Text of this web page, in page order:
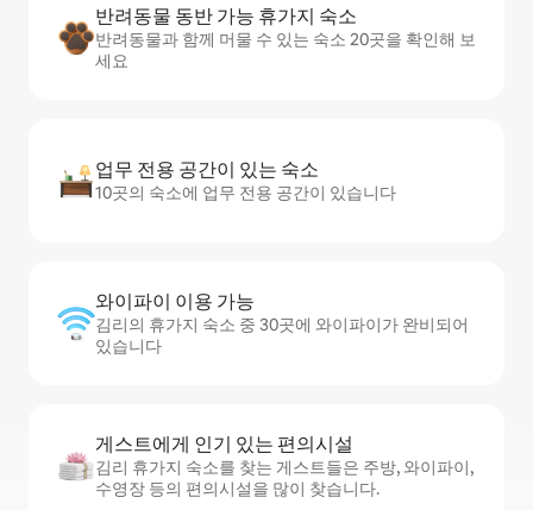
반려동물 동반 가능 휴가지 숙소
반려동물과 함께 머물 수 있는 숙소 20곳을 확인해 보
세요
업무 전용 공간이 있는 숙소
10곳의 숙소에 업무 전용 공간이 있습니다
와이파이 이용 가능
김리의 휴가지 숙소 중 30곳에 와이파이가 완비되어
있습니다
게스트에게 인기 있는 편의시설
김리 휴가지 숙소를 찾는 게스트들은 주방, 와이파이,
수영장 등의 편의시설을 많이 찾습니다.